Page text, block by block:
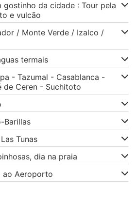
gostinho da cidade : Tour pela
e vulcão
/ Monte Verde / Izalco /
termais
- Tazumal - Casablanca -
de Ceren - Suchitoto
Barillas
Tunas
dia na praia
ao Aeroporto